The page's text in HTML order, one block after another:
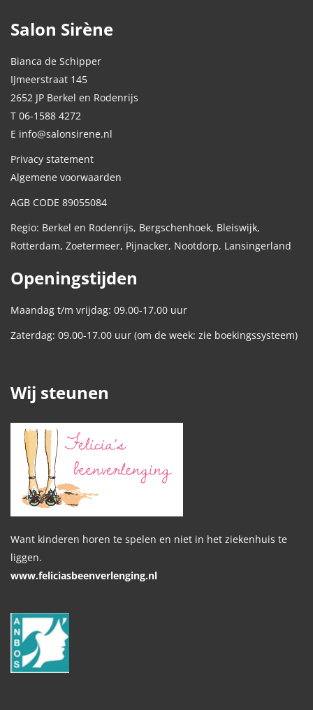
n
Salon Sirène
Bianca de Schipper
IJmeerstraat 145
2652 JP Berkel en Rodenrijs
T 06-1588 4272
E info@salonsirene.nl
Privacy statement
Algemene voorwaarden
AGB CODE 89055084
Regio: Berkel en Rodenrijs, Bergschenhoek, Bleiswijk,
Rotterdam, Zoetermeer, Pijnacker, Nootdorp, Lansingerland
Openingstijden
Maandag t/m vrijdag: 09.00-17.00 uur
Zaterdag: 09.00-17.00 uur (om de week: zie boekingssysteem)
Wij steunen
Want kinderen horen te spelen en niet in het ziekenhuis te
liggen.
www.feliciasbeenverlenging.nl